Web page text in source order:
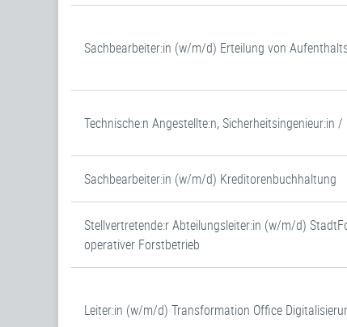
Sachbearbeiter:in (w/m/d) Erteilung von
Technische:n Angestellte:n,
Sachbearbeiter:in (w/m/d) Kreditorenbuchhaltung
Stellvertretende:r Abteilungsleiter:in (w/m/d)
operativer Forstbetrieb
Leiter:in (w/m/d) Transformation Office